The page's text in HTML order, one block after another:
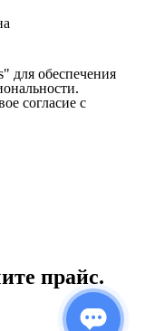
для обеспечения
согласие с
прайс.